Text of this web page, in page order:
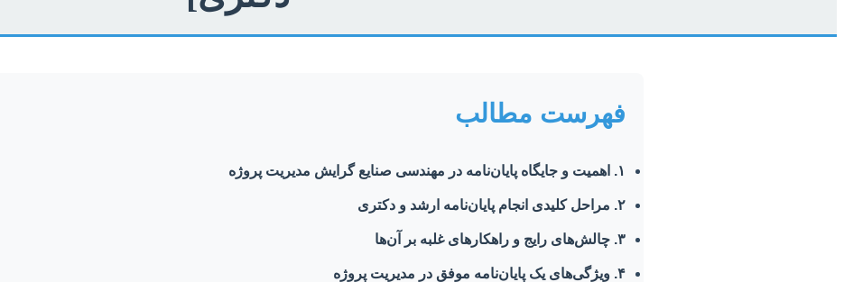
فهرست مطالب
۱. اهمیت و جایگاه پایان‌نامه در مهندسی صنایع گرایش مدیریت پروژه
۲. مراحل کلیدی انجام پایان‌نامه ارشد و دکتری
۳. چالش‌های رایج و راهکارهای غلبه بر آن‌ها
۴. ویژگی‌های یک پایان‌نامه موفق در مدیریت پروژه